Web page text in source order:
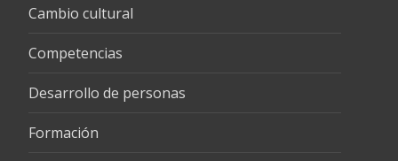
Cambio cultural
Competencias
Desarrollo de personas
Formación